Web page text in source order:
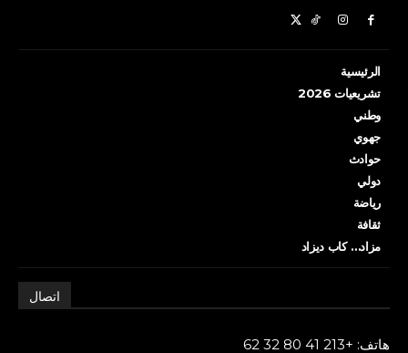
الرئيسية
تشريعيات 2026
وطني
جهوي
حوادث
دولي
رياضة
ثقافة
مزاد… كاب ديزاد
اتصال
هاتف: +213 41 80 32 62